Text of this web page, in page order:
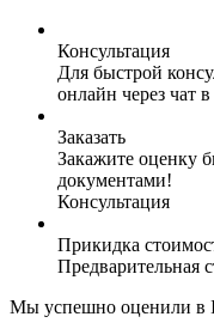
Консультация
Для быстрой
онлайн через чат
Заказать
Закажите оценку
документами!
Консультация
Прикидка
Предварительная
Мы успешно оценили в